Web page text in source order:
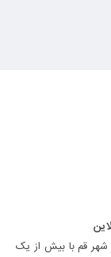
شهر قم با بیش از یک